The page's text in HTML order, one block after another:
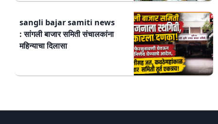
sangli bajar samiti news
: सांगली बाजार समिती संचालकांना
महिन्याचा दिलासा